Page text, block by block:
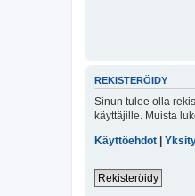
REKISTERÖIDY
Sinun tulee olla
käyttäjille. Muista
Käyttöehdot |
Rekisteröidy